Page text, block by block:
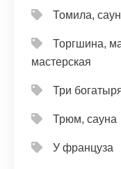
Томила,
Торгшина,
мастерская
Три
Трюм, сауна
У француза